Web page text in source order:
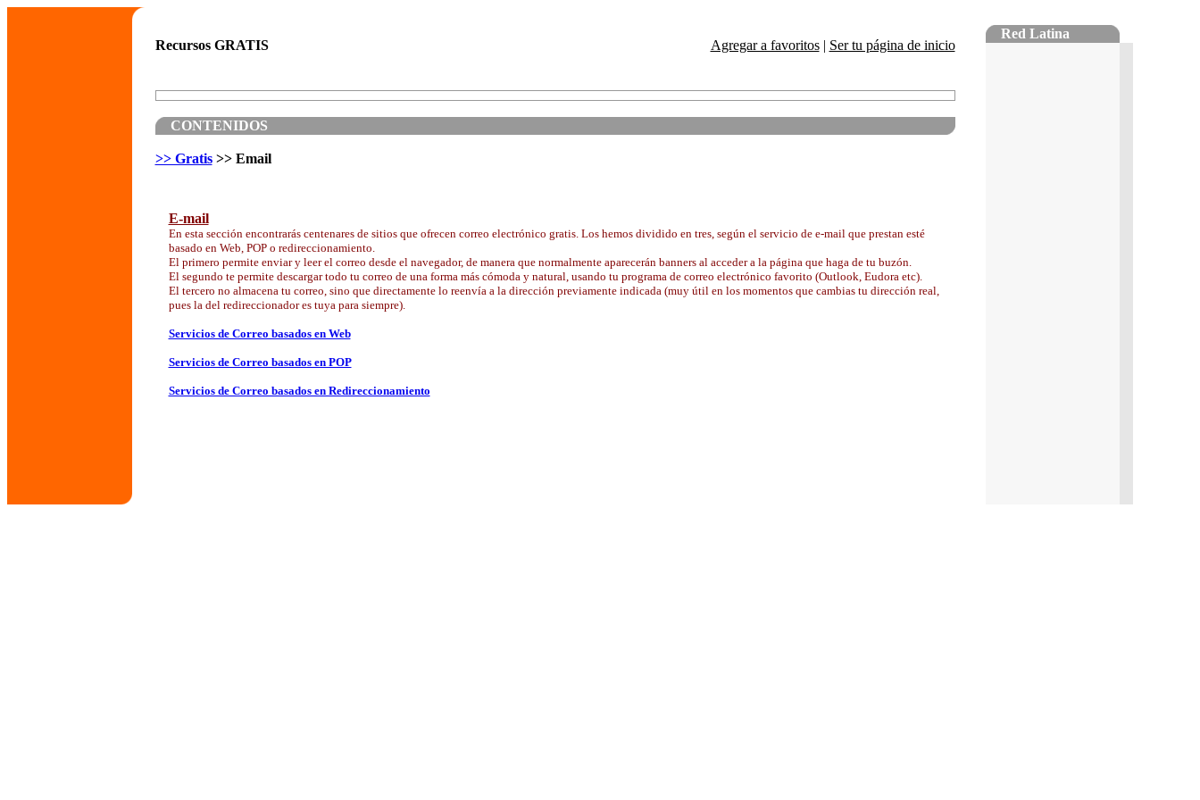
Recursos GRATIS Agregar a favoritos| Ser tu página de inicio
CONTENIDOS
>> Gratis>> Email
E-mail
En esta sección encontrarás centenares de sitios que ofrecen correo electrónico gratis. Los hemos dividido en tres, según el servicio de e-mail que prestan esté
basado en Web, POP o redireccionamiento.
El primero permite enviar y leer el correo desde el navegador, de manera que normalmente aparecerán banners al acceder a la página que haga de tu buzón.
El segundo te permite descargar todo tu correo de una forma más cómoda y natural, usando tu programa de correo electrónico favorito (Outlook, Eudora etc).
El tercero no almacena tu correo, sino que directamente lo reenvía a la dirección previamente indicada (muy útil en los momentos que cambias tu dirección real,
pues la del redireccionador es tuya para siempre).
Servicios de Correo basados en Web
Servicios de Correo basados en POP
Servicios de Correo basados en Redireccionamiento
Red Latina